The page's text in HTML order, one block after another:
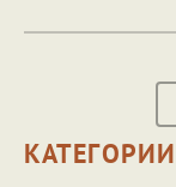
КАТЕГОРИИ